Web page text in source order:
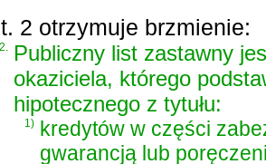
2 otrzymuje brzmienie:
2.
Publiczny list zastawny
okaziciela, którego
hipotecznego z tytułu:
1) kredytów w części
gwarancją lub